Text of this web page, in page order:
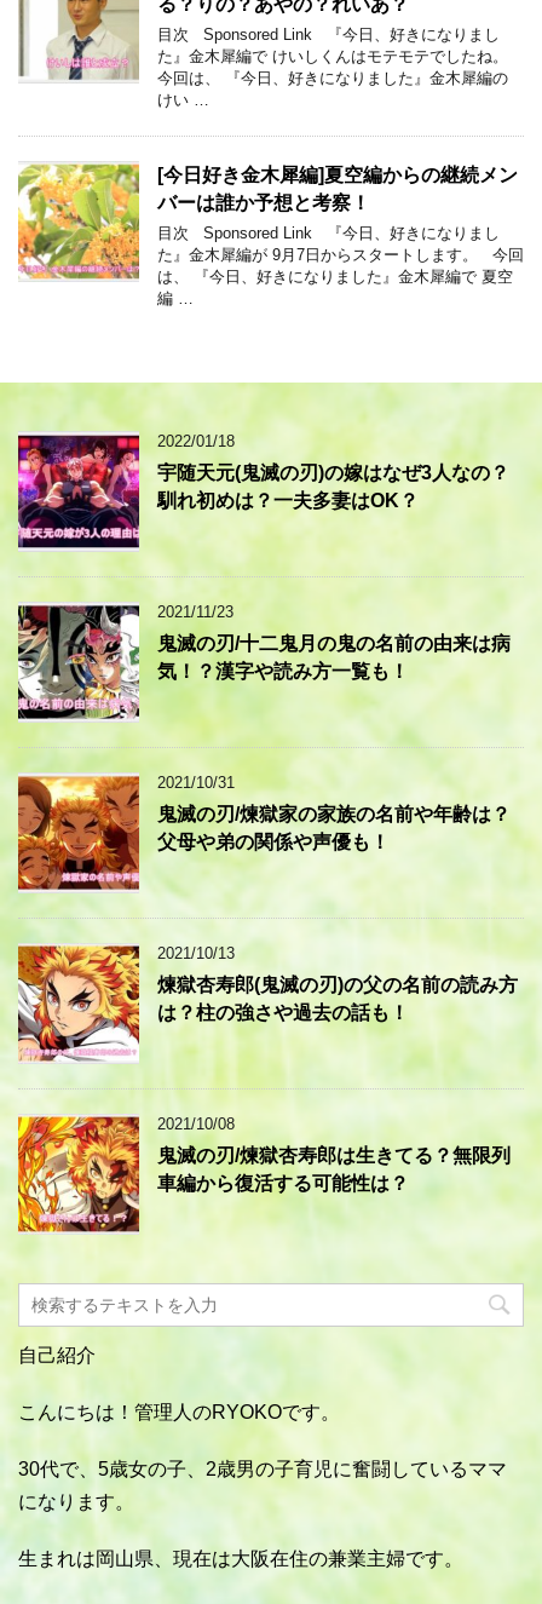
る？りの？あやの？れいあ？
目次 Sponsored Link 『今日、好きになりまし
た』金木犀編で けいしくんはモテモテでしたね。
今回は、 『今日、好きになりました』金木犀編の
けい …
[今日好き金木犀編]夏空編からの継続メン
バーは誰か予想と考察！
目次 Sponsored Link 『今日、好きになりまし
た』金木犀編が 9月7日からスタートします。 今回
は、 『今日、好きになりました』金木犀編で 夏空
編 …
2022/01/18
宇随天元(鬼滅の刃)の嫁はなぜ3人なの？
馴れ初めは？一夫多妻はOK？
2021/11/23
鬼滅の刃/十二鬼月の鬼の名前の由来は病
気！？漢字や読み方一覧も！
2021/10/31
鬼滅の刃/煉獄家の家族の名前や年齢は？
父母や弟の関係や声優も！
2021/10/13
煉獄杏寿郎(鬼滅の刃)の父の名前の読み方
は？柱の強さや過去の話も！
2021/10/08
鬼滅の刃/煉獄杏寿郎は生きてる？無限列
車編から復活する可能性は？
自己紹介
こんにちは！管理人のRYOKOです。
30代で、5歳女の子、2歳男の子育児に奮闘しているママ
になります。
生まれは岡山県、現在は大阪在住の兼業主婦です。